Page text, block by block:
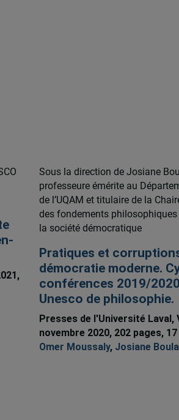
Sous la direction de Josiane
professeure émérite au
de l’UQAM et titulaire de la
des fondements
la société démocratique
Pratiques et
démocratie moderne.
conférences 2019/
Unesco de philosophie.
Presses de l'Université Laval,
novembre 2020, 202 pages,
Omer Moussaly, Josiane